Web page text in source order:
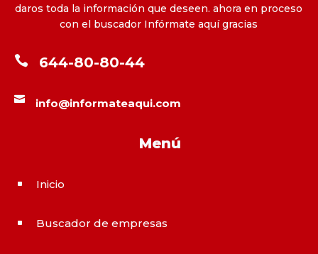
daros toda la información que deseen. ahora en proceso
con el buscador Infórmate aquí gracias
 644-80-80-44
 info@informateaqui.com
Menú
^ Inicio
^ Buscador de empresas